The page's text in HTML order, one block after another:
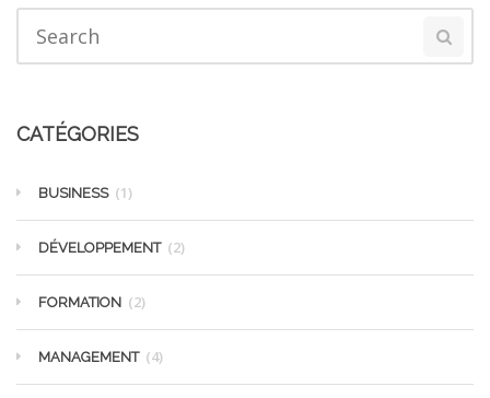
CATÉGORIES
BUSINESS (1)
DÉVELOPPEMENT (2)
FORMATION (2)
MANAGEMENT (4)